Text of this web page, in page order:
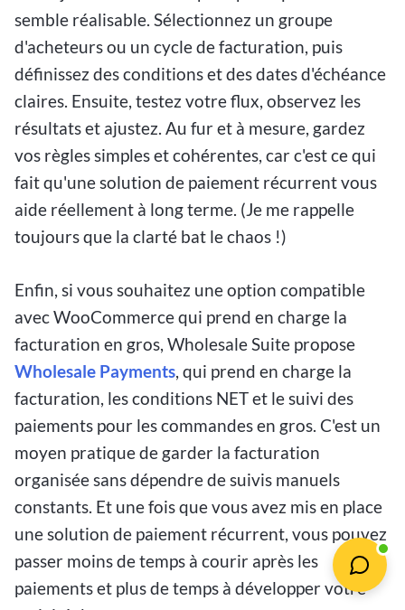
semble réalisable. Sélectionnez un groupe
d'acheteurs ou un cycle de facturation, puis
définissez des conditions et des dates d'échéance
claires. Ensuite, testez votre flux, observez les
résultats et ajustez. Au fur et à mesure, gardez
vos règles simples et cohérentes, car c'est ce qui
fait qu'une solution de paiement récurrent vous
aide réellement à long terme. (Je me rappelle
toujours que la clarté bat le chaos !)
Enfin, si vous souhaitez une option compatible
avec WooCommerce qui prend en charge la
facturation en gros, Wholesale Suite propose
Wholesale Payments, qui prend en charge la
facturation, les conditions NET et le suivi des
paiements pour les commandes en gros. C'est un
moyen pratique de garder la facturation
organisée sans dépendre de suivis manuels
constants. Et une fois que vous avez mis en place
une solution de paiement récurrent, vous pouvez
passer moins de temps à courir après les
paiements et plus de temps à développer votre